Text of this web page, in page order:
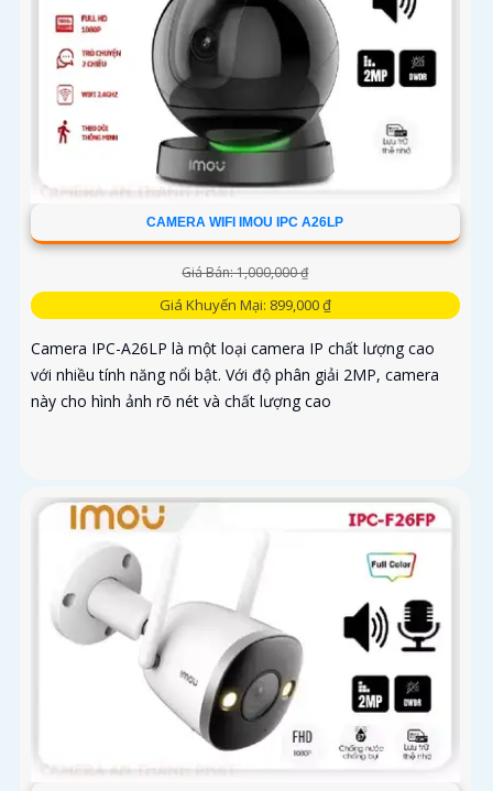
CAMERA WIFI IMOU IPC A26LP
Giá Bán: 1,000,000 ₫
Giá Khuyến Mại: 899,000 ₫
Camera IPC-A26LP là một loại camera IP chất lượng cao
với nhiều tính năng nổi bật. Với độ phân giải 2MP, camera
này cho hình ảnh rõ nét và chất lượng cao